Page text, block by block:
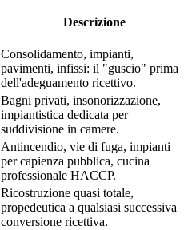
Descrizione
Consolidamento, impianti,
pavimenti, infissi: il "guscio" prima
dell'adeguamento ricettivo.
Bagni privati, insonorizzazione,
impiantistica dedicata per
suddivisione in camere.
Antincendio, vie di fuga, impianti
per capienza pubblica, cucina
professionale HACCP.
Ricostruzione quasi totale,
propedeutica a qualsiasi successiva
conversione ricettiva.